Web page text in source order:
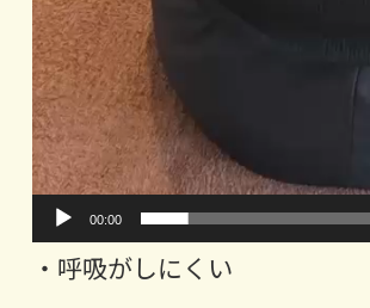
00:00
・呼吸がしにくい